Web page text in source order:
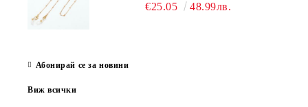
€25.05 48.99лв.
Абонирай се за новини
Виж всички